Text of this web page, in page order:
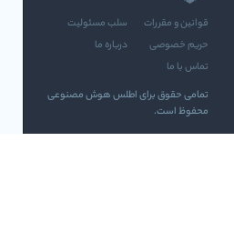
قوانین و مقررات
سلب مسئولیت
حریم خصوصی
درباره ما
تماس با ما
تمامی حقوق برای اطلس هوش مصنوعی
محفوظ است.